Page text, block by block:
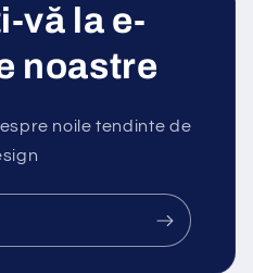
vă la e-
noastre
noile tendinte de